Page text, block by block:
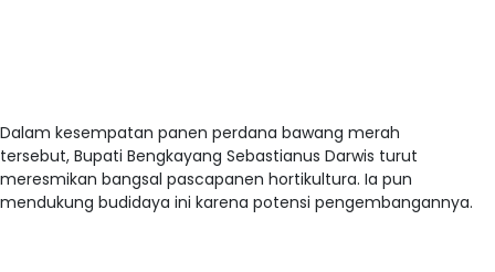
Dalam kesempatan panen perdana bawang merah
tersebut, Bupati Bengkayang Sebastianus Darwis turut
meresmikan bangsal pascapanen hortikultura. Ia pun
mendukung budidaya ini karena potensi pengembangannya.